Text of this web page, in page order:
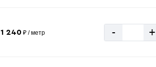
1 240₽ / метр - +